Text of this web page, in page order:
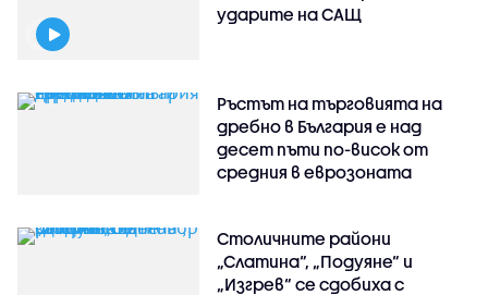
ударите на САЩ
Ръстът на търговията на
дребно в България е над
десет пъти по-висок от
средния в еврозоната
Столичните райони
„Слатина“, „Подуяне“ и
„Изгрев“ се сдобиха с